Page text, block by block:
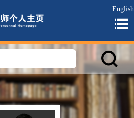
English